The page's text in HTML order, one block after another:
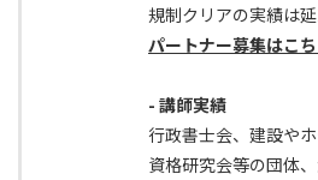
規制クリアの実績は延
パートナー募集はこ
- 講師実績
行政書士会、建設や
資格研究会等の団体